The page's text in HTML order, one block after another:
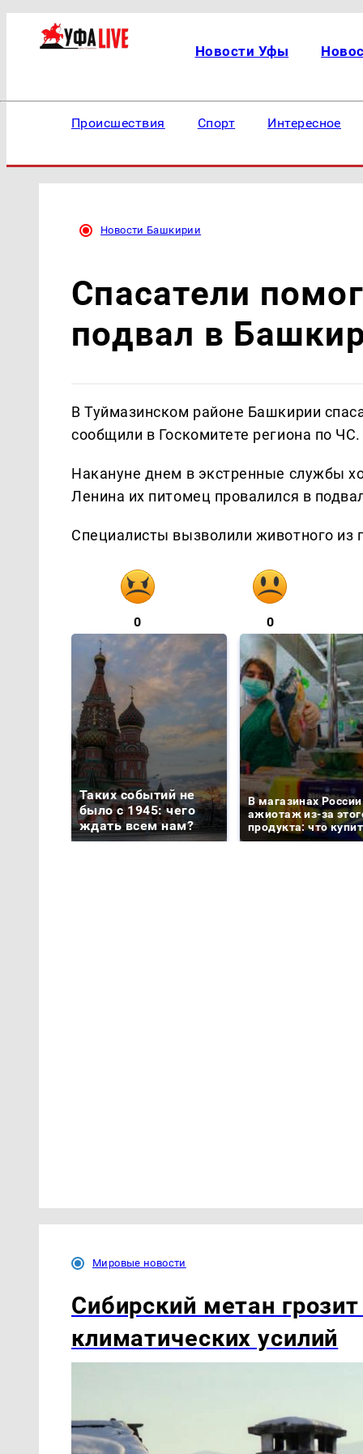
Новости Уфы
Происшествия Спорт Интересное
Новости Башкирии
Спасатели
подвал в
В Туймазинском районе Башкирии
сообщили в Госкомитете региона по ЧС.
Накануне днем в экстренные службы
Ленина их питомец провалился в
Специалисты вызволили животного из
0 0
Таких событий не
было с 1945: чего
ждать всем нам?
В магазинах России
ажиотаж из-за
продукта: что
Мировые новости
Сибирский метан
климатических усилий